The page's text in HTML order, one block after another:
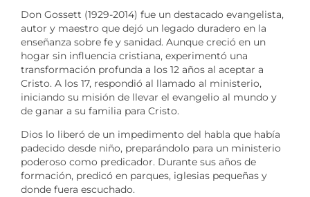
Don Gossett (1929-2014) fue un destacado evangelista,
autor y maestro que dejó un legado duradero en la
enseñanza sobre fe y sanidad. Aunque creció en un
hogar sin influencia cristiana, experimentó una
transformación profunda a los 12 años al aceptar a
Cristo. A los 17, respondió al llamado al ministerio,
iniciando su misión de llevar el evangelio al mundo y
de ganar a su familia para Cristo.
Dios lo liberó de un impedimento del habla que había
padecido desde niño, preparándolo para un ministerio
poderoso como predicador. Durante sus años de
formación, predicó en parques, iglesias pequeñas y
donde fuera escuchado.